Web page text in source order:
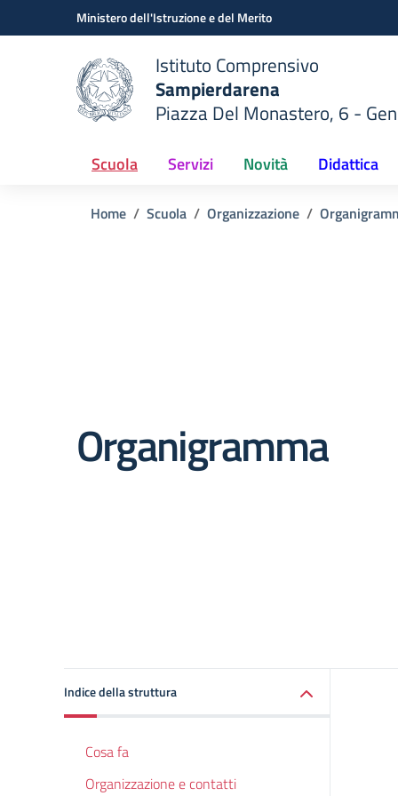
Vai ai contenuti
Vai al menu di navigazioneMinistero dell'Istruzione e del Merito
scuola
Istituto Comprensivo
Sampierdarena
Piazza Del Monastero, 6 -
Scuola Servizi Novità Didattica
Home Scuola Organizzazione
Organigramma
Indice della struttura
Cosa fa
Organizzazione e contatti